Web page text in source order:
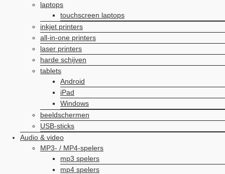
laptops
touchscreen laptops
inkjet printers
all-in-one printers
laser printers
harde schijven
tablets
Android
iPad
Windows
beeldschermen
USB-sticks
Audio & video
MP3- / MP4-spelers
mp3 spelers
mp4 spelers